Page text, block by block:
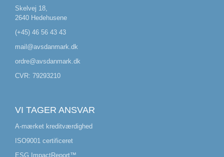
Skelvej 18,
2640 Hedehusene
(+45) 46 56 43 43
mail@avsdanmark.dk
ordre@avsdanmark.dk
CVR: 79293210
VI TAGER ANSVAR
A-mærket kreditværdighed
ISO9001 certificeret
ESG ImpactReport™